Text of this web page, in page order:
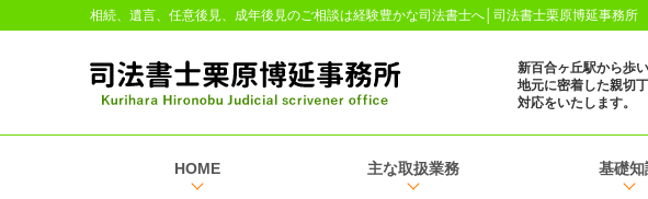
相続、遺言、任意後見、成年後見のご相談は経験豊かな司法書士へ│司法書士栗原博延事務所
新百合ヶ丘駅から歩
地元に密着した親切
対応をいたします。
HOME 主な取扱業務 基礎知